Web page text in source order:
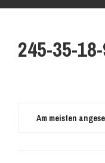
245-35-
Am meisten